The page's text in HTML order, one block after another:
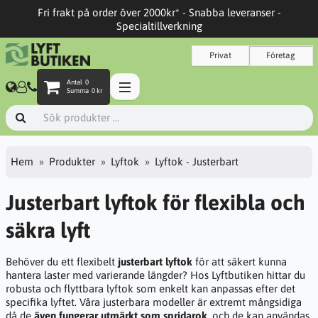
Fri frakt på order över 2000kr* - Snabba leveranser -
Specialtillverkning
Privat Företag
Antal 0
Summa 0 kr
Hem Produkter Lyftok Lyftok - Justerbart
Justerbart lyftok för flexibla och
säkra lyft
Behöver du ett flexibelt justerbart lyftokför att säkert kunna
hantera laster med varierande längder? Hos Lyftbutiken hittar du
robusta och flyttbara lyftok som enkelt kan anpassas efter det
specifika lyftet. Våra justerbara modeller är extremt mångsidiga
då de även fungerar utmärkt som spridarok, och de kan användas